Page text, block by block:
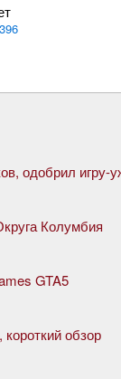
Колумбия
GTA5
обзор